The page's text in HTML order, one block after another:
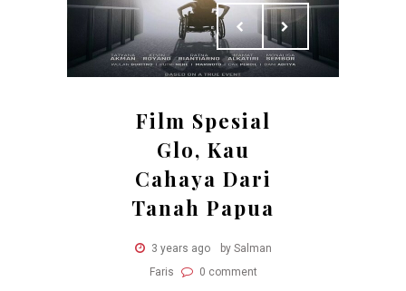
Film Spesial
Glo, Kau
Cahaya Dari
Tanah Papua
3 years ago
by Salman
Faris
0 comment